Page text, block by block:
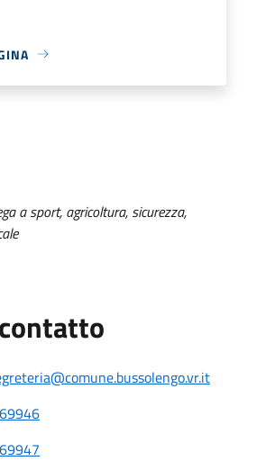
a sport, agricoltura, sicurezza,